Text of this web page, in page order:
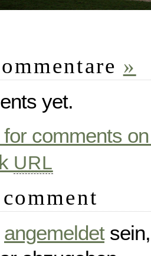
»
yet.
comments
URL
angemeldet